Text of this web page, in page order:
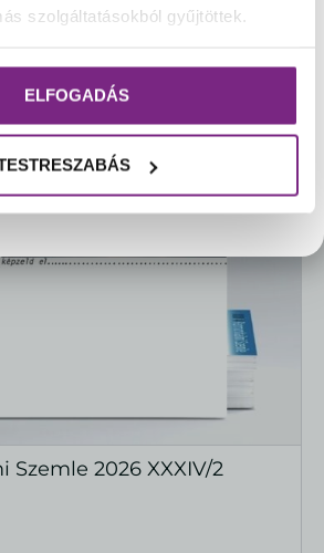
szolgáltatásokból gyűjtöttek.
ELFOGADÁS
MEGTEKINTÉS
Szemle 2026 XXXIV/2
csokoládéink újra
és türelmüket!☀️
Webshop csapata